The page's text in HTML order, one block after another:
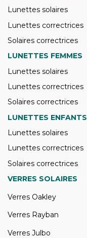
Lunettes solaires
Lunettes correctrices
Solaires correctrices
LUNETTES FEMMES
Lunettes solaires
Lunettes correctrices
Solaires correctrices
LUNETTES ENFANTS
Lunettes solaires
Lunettes correctrices
Solaires correctrices
VERRES SOLAIRES
Verres Oakley
Verres Rayban
Verres Julbo